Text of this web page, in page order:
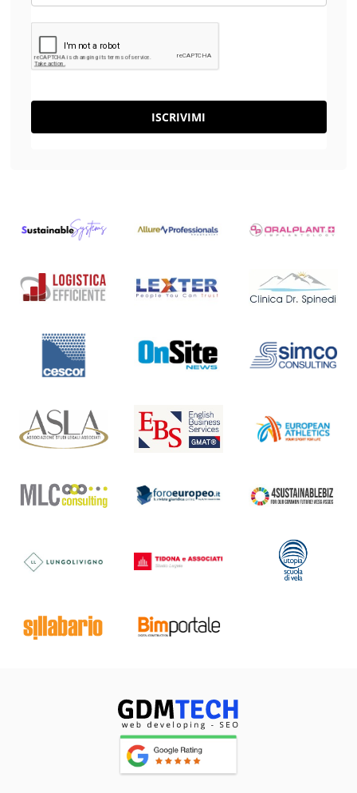
ISCRIVIMI